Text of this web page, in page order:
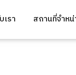
เรา สถานที่จำห